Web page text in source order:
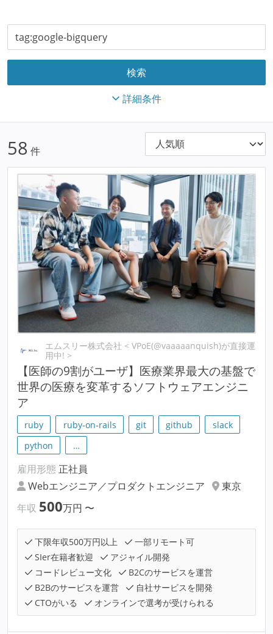
詳細条件
58 件
エムスリー株式会社 < VPoE(@vaaaaanquish)が直接運
用中! >
【医師の9割がユーザ】医療業界最大の基盤で
世界の医療を変革するソフトウェアエンジニ
ア
ruby ruby-on-rails git github
slack
python
…
雇用形態 正社員
Webエンジニア／プロダクトエンジニア
東京
年収 500万円 〜
下限年収500万円以上
一部リモート可
SIer在籍者歓迎
アジャイル開発
コードレビュー文化
B2Cのサービスを運営
B2Bのサービスを運営
自社サービスを開発
CTOがいる
オンラインで選考が受けられる